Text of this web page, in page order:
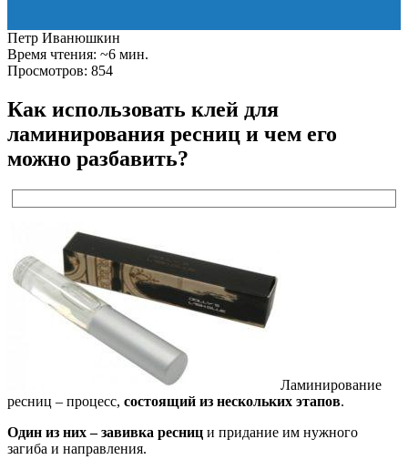
Петр Иванюшкин
Время чтения: ~6 мин.
Просмотров: 854
Как использовать клей для
ламинирования ресниц и чем его
можно разбавить?
Ламинирование
ресниц – процесс, состоящий из нескольких этапов.
Один из них – завивка ресниц и придание им нужного
загиба и направления.